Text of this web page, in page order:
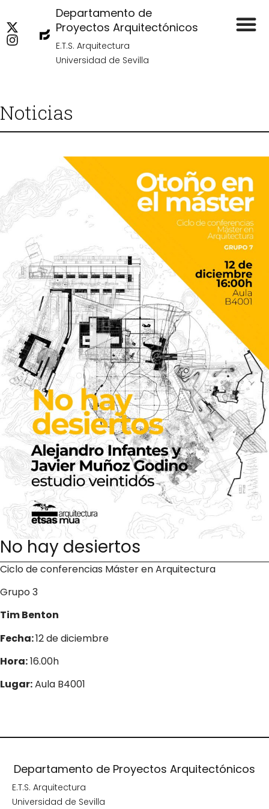
Departamento de
Proyectos Arquitectónicos
E.T.S. Arquitectura
Universidad de Sevilla
Noticias
No hay desiertos
Ciclo de conferencias Máster en Arquitectura
Grupo 3
Tim Benton
Fecha:12 de diciembre
Hora:16.00h
Lugar:Aula B4001
Departamento de Proyectos Arquitectónicos
E.T.S. Arquitectura
Universidad de Sevilla